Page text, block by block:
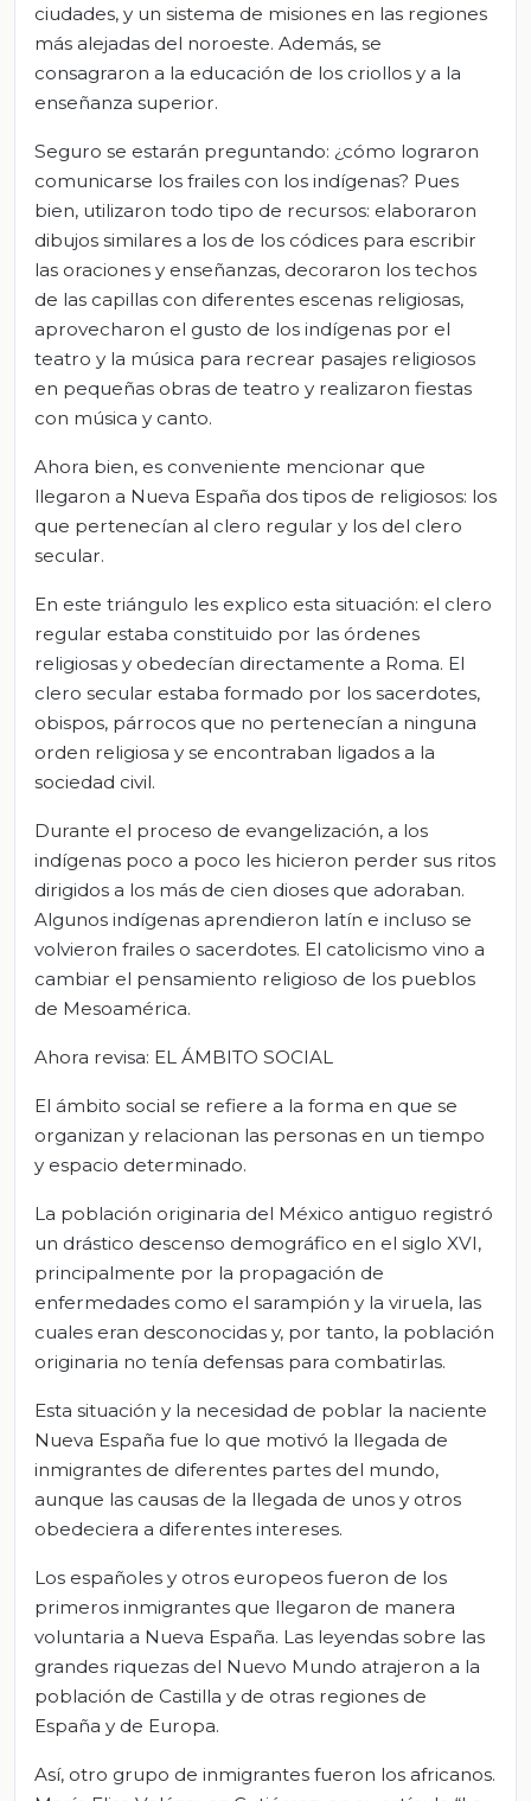
ciudades, y un sistema de misiones en las regiones
más alejadas del noroeste. Además, se
consagraron a la educación de los criollos y a la
enseñanza superior.
Seguro se estarán preguntando: ¿cómo lograron
comunicarse los frailes con los indígenas? Pues
bien, utilizaron todo tipo de recursos: elaboraron
dibujos similares a los de los códices para escribir
las oraciones y enseñanzas, decoraron los techos
de las capillas con diferentes escenas religiosas,
aprovecharon el gusto de los indígenas por el
teatro y la música para recrear pasajes religiosos
en pequeñas obras de teatro y realizaron fiestas
con música y canto.
Ahora bien, es conveniente mencionar que
llegaron a Nueva España dos tipos de religiosos: los
que pertenecían al clero regular y los del clero
secular.
En este triángulo les explico esta situación: el clero
regular estaba constituido por las órdenes
religiosas y obedecían directamente a Roma. El
clero secular estaba formado por los sacerdotes,
obispos, párrocos que no pertenecían a ninguna
orden religiosa y se encontraban ligados a la
sociedad civil.
Durante el proceso de evangelización, a los
indígenas poco a poco les hicieron perder sus ritos
dirigidos a los más de cien dioses que adoraban.
Algunos indígenas aprendieron latín e incluso se
volvieron frailes o sacerdotes. El catolicismo vino a
cambiar el pensamiento religioso de los pueblos
de Mesoamérica.
Ahora revisa: EL ÁMBITO SOCIAL
El ámbito social se refiere a la forma en que se
organizan y relacionan las personas en un tiempo
y espacio determinado.
La población originaria del México antiguo registró
un drástico descenso demográfico en el siglo XVI,
principalmente por la propagación de
enfermedades como el sarampión y la viruela, las
cuales eran desconocidas y, por tanto, la población
originaria no tenía defensas para combatirlas.
Esta situación y la necesidad de poblar la naciente
Nueva España fue lo que motivó la llegada de
inmigrantes de diferentes partes del mundo,
aunque las causas de la llegada de unos y otros
obedeciera a diferentes intereses.
Los españoles y otros europeos fueron de los
primeros inmigrantes que llegaron de manera
voluntaria a Nueva España. Las leyendas sobre las
grandes riquezas del Nuevo Mundo atrajeron a la
población de Castilla y de otras regiones de
España y de Europa.
Así, otro grupo de inmigrantes fueron los africanos.